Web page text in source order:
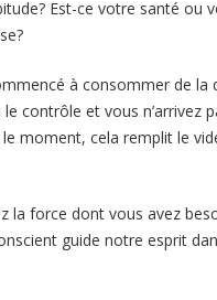
Est-ce votre santé ou
à consommer de
contrôle et vous n’arrivez
moment, cela remplit le
la force dont vous avez
guide notre esprit